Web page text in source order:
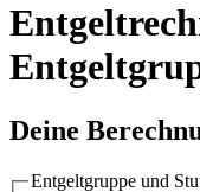
Deine
Entgeltgruppe und